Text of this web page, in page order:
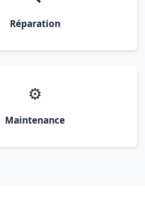
Réparation
⚙️
Maintenance